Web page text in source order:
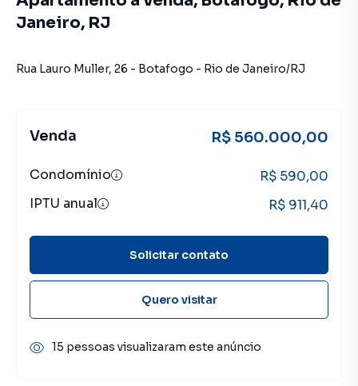
Janeiro, RJ
Rua Lauro Muller, 26 - Botafogo - Rio de Janeiro/RJ
Venda R$ 560.000,00
Condomínio
R$ 590,00
IPTU anual
R$ 911,40
Solicitar contato
Quero visitar
15 pessoas visualizaram este anúncio